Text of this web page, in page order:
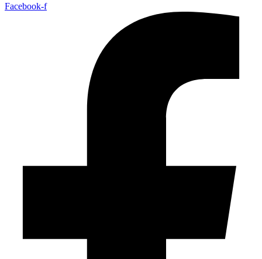
Facebook-f